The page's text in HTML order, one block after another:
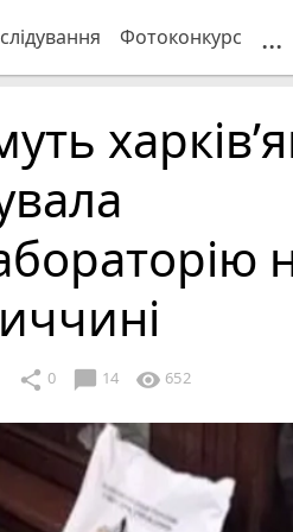
Фотоконкурс ...
share 0 chat_bubble 14 visibility 652